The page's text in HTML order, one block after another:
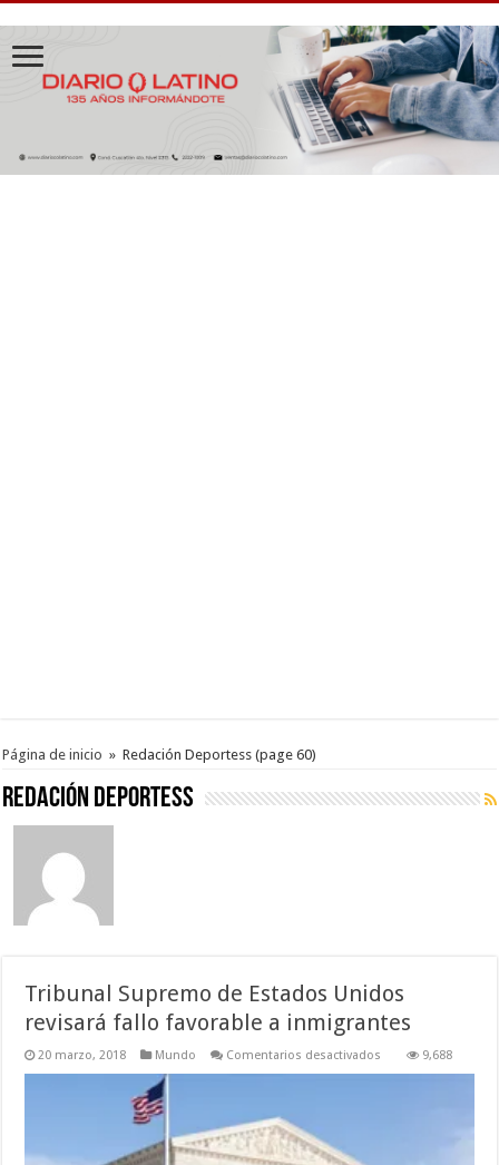
Página de inicio » Redación Deportess (page 60)
Redación Deportess
Tribunal Supremo de Estados Unidos
revisará fallo favorable a inmigrantes
20 marzo, 2018 Mundo Comentarios desactivados 9,688